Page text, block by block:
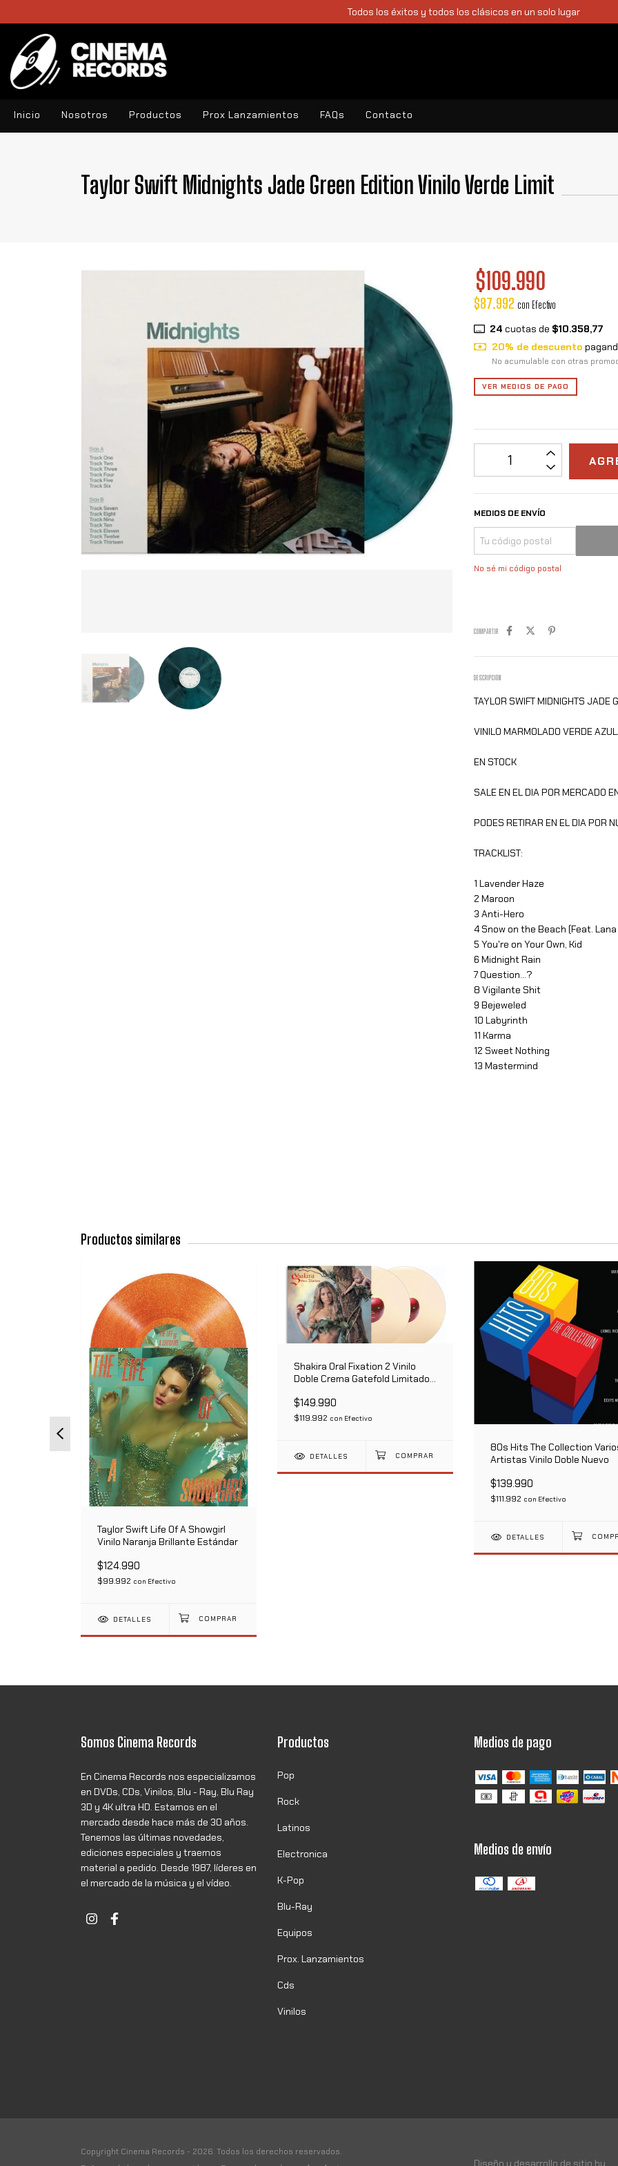
Todos los éxitos y todos los clásicos en un solo lugar
Inicio Nosotros Productos Prox Lanzamientos FAQs Contacto
Taylor Swift Midnights Jade Green Edition Vinilo Verde Limit
$109.990
$87.992 con Efectivo
24 cuotas de $10.358,77
20% de descuento
No acumulable con otras
VER MEDIOS DE PAGO
MEDIOS DE ENVÍO
No sé mi código postal
COMPARTIR
DESCRIPCIÓN
TAYLOR SWIFT MIDNIGHTS JADE
VINILO MARMOLADO VERDE
EN STOCK
SALE EN EL DIA POR MERCADO
PODES RETIRAR EN EL DIA POR
TRACKLIST:
1 Lavender Haze
2 Maroon
3 Anti-Hero
4 Snow on the Beach (Feat. Lana
5 You're on Your Own, Kid
6 Midnight Rain
7 Question...?
8 Vigilante Shit
9 Bejeweled
10 Labyrinth
11 Karma
12 Sweet Nothing
13 Mastermind
Productos similares
Taylor Swift Life Of A Showgirl
Vinilo Naranja Brillante Estándar
$124.990
$99.992 con Efectivo
DETALLES
Shakira Oral Fixation 2 Vinilo
Doble Crema Gatefold Limitado -
$149.990
$119.992 con Efectivo
DETALLES
80s Hits The Collection
Artistas Vinilo Doble Nuevo
$139.990
$111.992 con Efectivo
DETALLES
Somos Cinema Records
En Cinema Records nos especializamos
en DVDs, CDs, Vinilos, Blu - Ray, Blu Ray
3D y 4K ultra HD. Estamos en el
mercado desde hace más de 30 años.
Tenemos las últimas novedades,
ediciones especiales y traemos
material a pedido. Desde 1987, líderes en
el mercado de la música y el vídeo.
Productos
Pop
Rock
Latinos
Electronica
K-Pop
Blu-Ray
Equipos
Prox. Lanzamientos
Cds
Vinilos
Medios de pago
Medios de envío
Copyright Cinema Records - 2026. Todos los derechos reservados.
Diseño y desarrollo de sitio by